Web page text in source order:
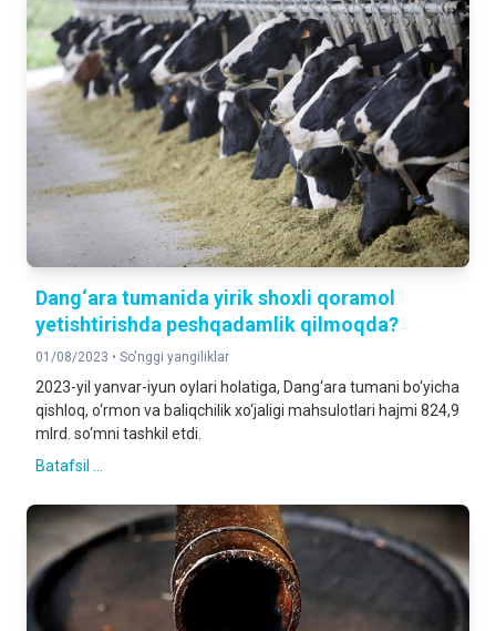
Dang‘ara tumanida yirik shoxli qoramol
yetishtirishda peshqadamlik qilmoqda?
01/08/2023 • So'nggi yangiliklar
2023-yil yanvar-iyun oylari holatiga, Dang‘ara tumani bo‘yicha
qishloq, o‘rmon va baliqchilik xo‘jaligi mahsulotlari hajmi 824,9
mlrd. so‘mni tashkil etdi.
Batafsil ...